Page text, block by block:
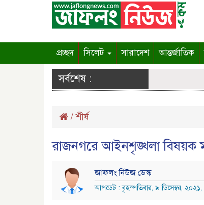
প্রচ্ছদ সিলেট সারাদেশ আন্তর্জাতিক
সর্বশেষ :
/শীর্ষ
রাজনগরে আইনশৃঙ্খলা বিষয়ক
জাফলং নিউজ ডেস্ক
আপডেট : বৃহস্পতিবার, ৯ ডিসেম্বর,